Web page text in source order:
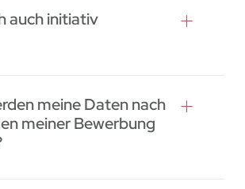
auch initiativ
meine Daten nach
meiner Bewerbung